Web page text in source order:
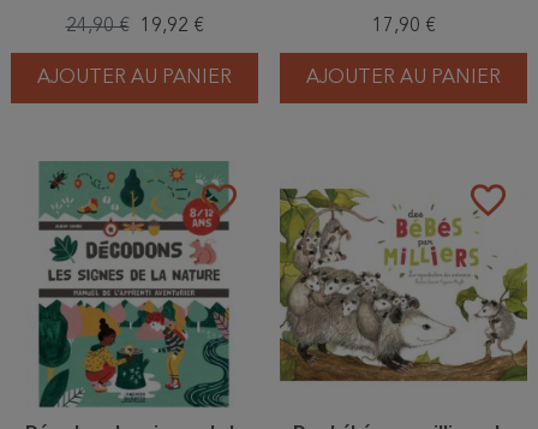
jamais
24,90 € 19,92 €
AJOUTER AU PANIER
17,90 €
AJOUTER AU PANIER
favorite_border favorite_border